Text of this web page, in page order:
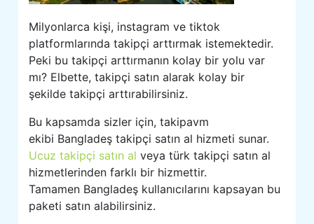
Milyonlarca kişi, instagram ve tiktok
platformlarında takipçi arttırmak istemektedir.
Peki bu takipçi arttırmanın kolay bir yolu var
mı? Elbette, takipçi satın alarak kolay bir
şekilde takipçi arttırabilirsiniz.
Bu kapsamda sizler için, takipavm
ekibi Bangladeş takipçi satın al hizmeti sunar.
Ucuz takipçi satın al veya türk takipçi satın al
hizmetlerinden farklı bir hizmettir.
Tamamen Bangladeş kullanıcılarını kapsayan bu
paketi satın alabilirsiniz.